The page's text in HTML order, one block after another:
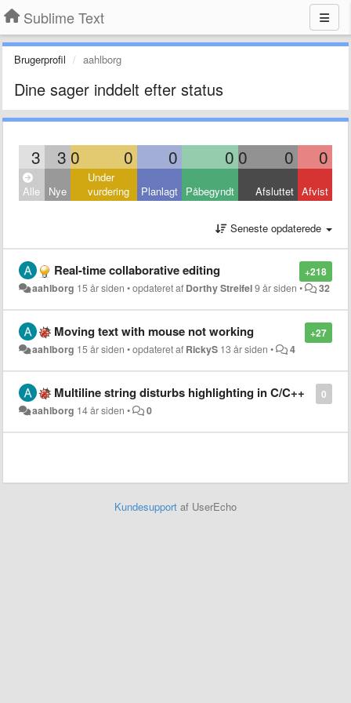
Sublime Text
Brugerprofil aahlborg
Dine sager inddelt efter status
3 3 0 0 0 0 0 0 0
Alle Nye
Under
vurdering
Planlagt Påbegyndt Afsluttet Afvist
Seneste opdaterede
+218
Real-time collaborative editing
aahlborg 15 år siden •opdateret af Dorthy Streifel9 år siden • 32
+27
Moving text with mouse not working
aahlborg 15 år siden •opdateret af RickyS 13 år siden • 4
0
Multiline string disturbs highlighting in C/C++
aahlborg 14 år siden • 0
Kundesupport af UserEcho